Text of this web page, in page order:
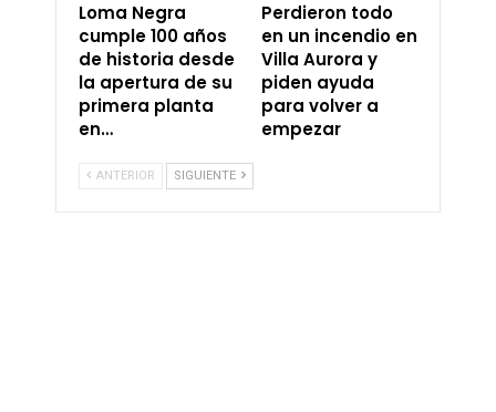
Loma Negra
cumple 100 años
de historia desde
la apertura de su
primera planta
en…
Perdieron todo
en un incendio en
Villa Aurora y
piden ayuda
para volver a
empezar
ANTERIOR SIGUIENTE